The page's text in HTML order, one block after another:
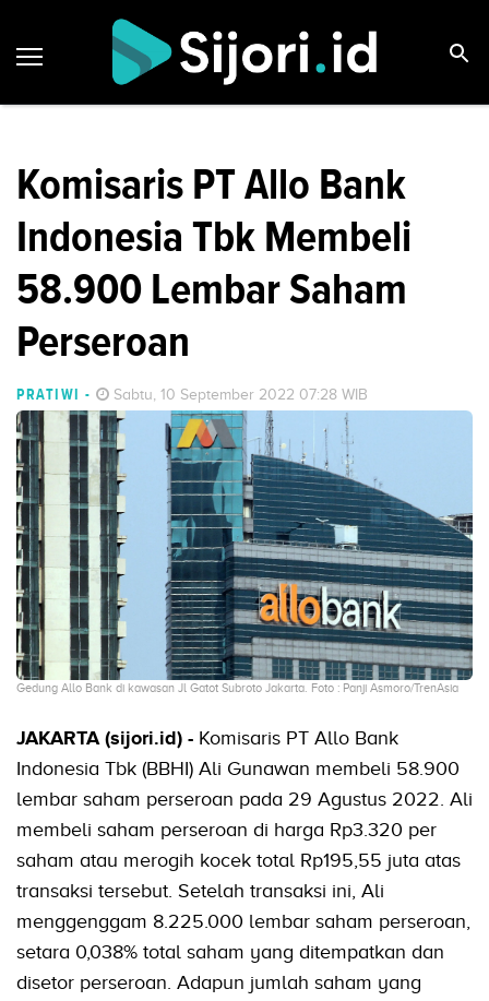
Komisaris PT Allo Bank
Indonesia Tbk Membeli
58.900 Lembar Saham
Perseroan
PRATIWI - Sabtu, 10 September 2022 07:28 WIB
Gedung Allo Bank di kawasan Jl Gatot Subroto Jakarta. Foto : Panji Asmoro/TrenAsia
JAKARTA (sijori.id) - Komisaris PT Allo Bank
Indonesia Tbk (BBHI) Ali Gunawan membeli 58.900
lembar saham perseroan pada 29 Agustus 2022. Ali
membeli saham perseroan di harga Rp3.320 per
saham atau merogih kocek total Rp195,55 juta atas
transaksi tersebut. Setelah transaksi ini, Ali
menggenggam 8.225.000 lembar saham perseroan,
setara 0,038% total saham yang ditempatkan dan
disetor perseroan. Adapun jumlah saham yang